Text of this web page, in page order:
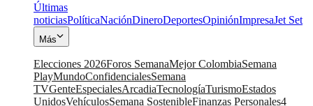
Últimas
noticiasPolíticaNaciónDineroDeportesOpiniónImpresaJet Set
Más
Elecciones 2026Foros SemanaMejor ColombiaSemana
PlayMundoConfidencialesSemana
TVGenteEspecialesArcadiaTecnologíaTurismoEstados
UnidosVehículosSemana SostenibleFinanzas Personales4